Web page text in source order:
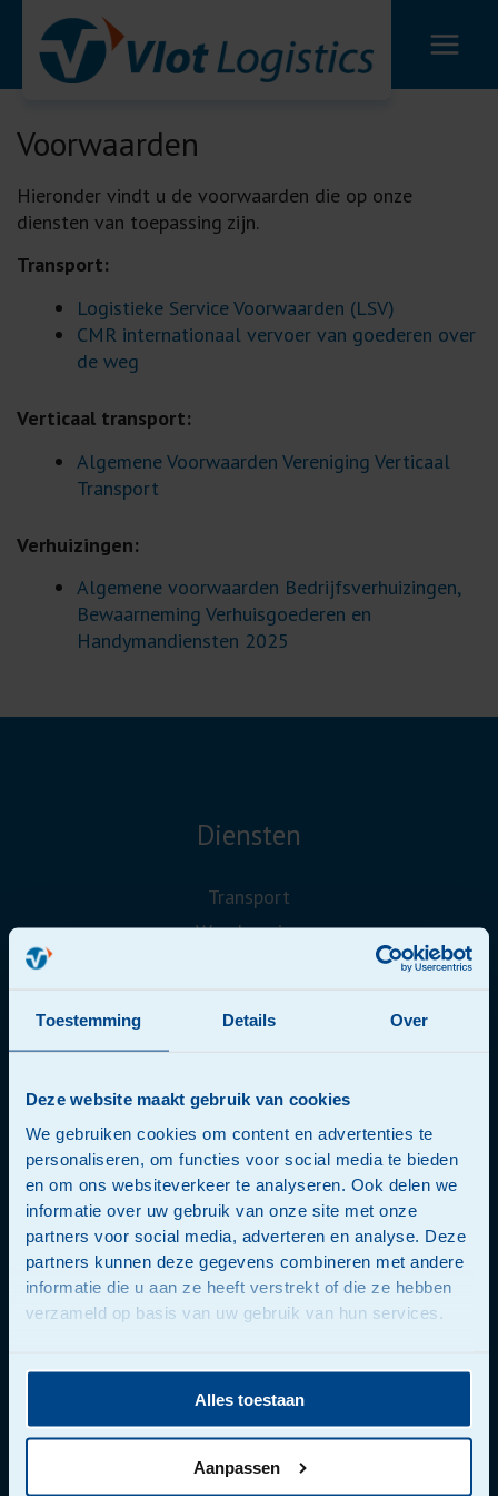
Toestemming Details Over
Deze website maakt gebruik van cookies
We gebruiken cookies om content en advertenties te
personaliseren, om functies voor social media te bieden
en om ons websiteverkeer te analyseren. Ook delen we
informatie over uw gebruik van onze site met onze
partners voor social media, adverteren en analyse. Deze
partners kunnen deze gegevens combineren met andere
informatie die u aan ze heeft verstrekt of die ze hebben
verzameld op basis van uw gebruik van hun services.
Alles toestaan
Aanpassen
inhoud
Voorwaarden
Hieronder vindt u de voorwaarden die op onze
diensten van toepassing zijn.
Transport:
Logistieke Service Voorwaarden (LSV)
CMR internationaal vervoer van goederen over
de weg
Verticaal transport:
Algemene Voorwaarden Vereniging Verticaal
Transport
Verhuizingen:
Algemene voorwaarden Bedrijfsverhuizingen,
Bewaarneming Verhuisgoederen en
Handymandiensten 2025
Diensten
Transport
Warehousing
Voorwaarden
Voorwaarden
Privacy Statement
Milieubeleidsverklaring
Beleidsverklaring
Cookie statement
Responsible Disclosure
Overige
Werken bij
Contact